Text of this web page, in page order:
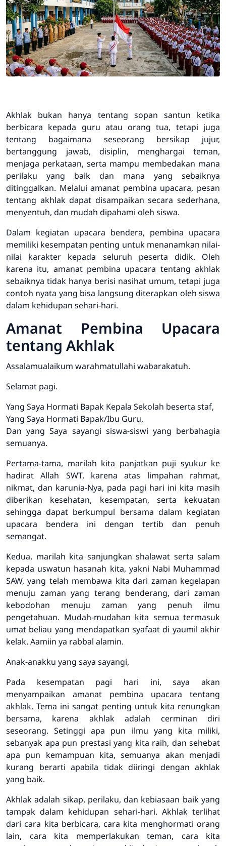
Akhlak bukan hanya tentang sopan santun ketika
berbicara kepada guru atau orang tua, tetapi juga
tentang bagaimana seseorang bersikap jujur,
bertanggung jawab, disiplin, menghargai teman,
menjaga perkataan, serta mampu membedakan mana
perilaku yang baik dan mana yang sebaiknya
ditinggalkan. Melalui amanat pembina upacara, pesan
tentang akhlak dapat disampaikan secara sederhana,
menyentuh, dan mudah dipahami oleh siswa.
Dalam kegiatan upacara bendera, pembina upacara
memiliki kesempatan penting untuk menanamkan nilai-
nilai karakter kepada seluruh peserta didik. Oleh
karena itu, amanat pembina upacara tentang akhlak
sebaiknya tidak hanya berisi nasihat umum, tetapi juga
contoh nyata yang bisa langsung diterapkan oleh siswa
dalam kehidupan sehari-hari.
Amanat Pembina Upacara
tentang Akhlak
Assalamualaikum warahmatullahi wabarakatuh.
Selamat pagi.
Yang Saya Hormati Bapak Kepala Sekolah beserta staf,
Yang Saya Hormati Bapak/Ibu Guru,
Dan yang Saya sayangi siswa-siswi yang berbahagia
semuanya.
Pertama-tama, marilah kita panjatkan puji syukur ke
hadirat Allah SWT, karena atas limpahan rahmat,
nikmat, dan karunia-Nya, pada pagi hari ini kita masih
diberikan kesehatan, kesempatan, serta kekuatan
sehingga dapat berkumpul bersama dalam kegiatan
upacara bendera ini dengan tertib dan penuh
semangat.
Kedua, marilah kita sanjungkan shalawat serta salam
kepada uswatun hasanah kita, yakni Nabi Muhammad
SAW, yang telah membawa kita dari zaman kegelapan
menuju zaman yang terang benderang, dari zaman
kebodohan menuju zaman yang penuh ilmu
pengetahuan. Mudah-mudahan kita semua termasuk
umat beliau yang mendapatkan syafaat di yaumil akhir
kelak. Aamiin ya rabbal alamin.
Anak-anakku yang saya sayangi,
Pada kesempatan pagi hari ini, saya akan
menyampaikan amanat pembina upacara tentang
akhlak. Tema ini sangat penting untuk kita renungkan
bersama, karena akhlak adalah cerminan diri
seseorang. Setinggi apa pun ilmu yang kita miliki,
sebanyak apa pun prestasi yang kita raih, dan sehebat
apa pun kemampuan kita, semuanya akan menjadi
kurang berarti apabila tidak diiringi dengan akhlak
yang baik.
Akhlak adalah sikap, perilaku, dan kebiasaan baik yang
tampak dalam kehidupan sehari-hari. Akhlak terlihat
dari cara kita berbicara, cara kita menghormati orang
lain, cara kita memperlakukan teman, cara kita